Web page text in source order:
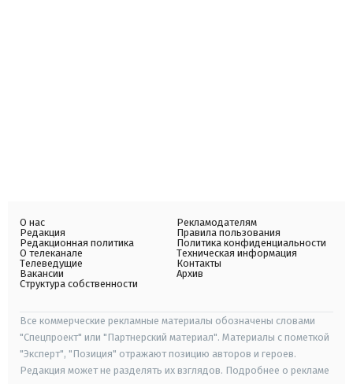
О нас
Редакция
Редакционная политика
О телеканале
Телеведущие
Вакансии
Структура собственности
Рекламодателям
Правила пользования
Политика конфиденциальности
Техническая информация
Контакты
Архив
Все коммерческие рекламные материалы обозначены словами
"Спецпроект" или "Партнерский материал". Материалы с пометкой
"Эксперт", "Позиция" отражают позицию авторов и героев.
Редакция может не разделять их взглядов. Подробнее о рекламе